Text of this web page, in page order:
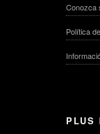
Conozca
Política
PLUS